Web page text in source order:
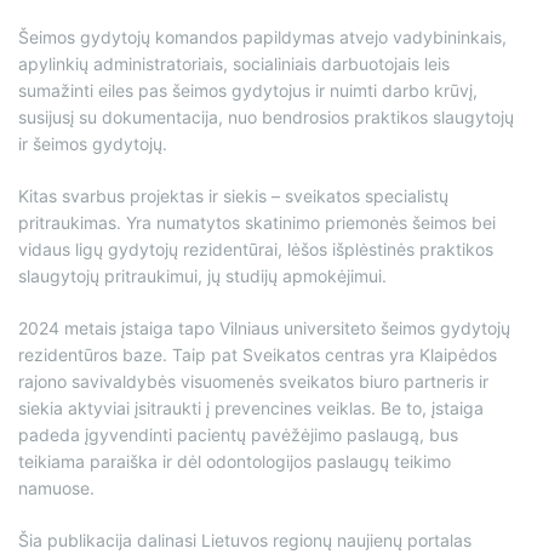
Šeimos gydytojų komandos papildymas atvejo vadybininkais,
apylinkių administratoriais, socialiniais darbuotojais leis
sumažinti eiles pas šeimos gydytojus ir nuimti darbo krūvį,
susijusį su dokumentacija, nuo bendrosios praktikos slaugytojų
ir šeimos gydytojų.
Kitas svarbus projektas ir siekis – sveikatos specialistų
pritraukimas. Yra numatytos skatinimo priemonės šeimos bei
vidaus ligų gydytojų rezidentūrai, lėšos išplėstinės praktikos
slaugytojų pritraukimui, jų studijų apmokėjimui.
2024 metais įstaiga tapo Vilniaus universiteto šeimos gydytojų
rezidentūros baze. Taip pat Sveikatos centras yra Klaipėdos
rajono savivaldybės visuomenės sveikatos biuro partneris ir
siekia aktyviai įsitraukti į prevencines veiklas. Be to, įstaiga
padeda įgyvendinti pacientų pavėžėjimo paslaugą, bus
teikiama paraiška ir dėl odontologijos paslaugų teikimo
namuose.
Šia publikacija dalinasi Lietuvos regionų naujienų portalas